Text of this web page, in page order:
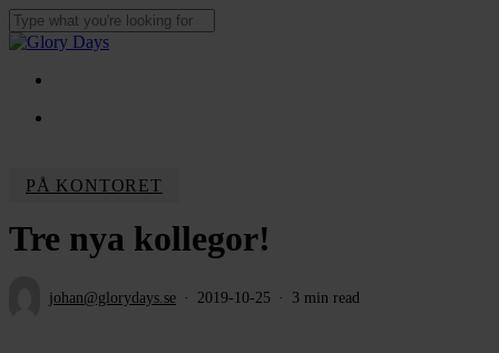
Skip
to
content
Close
Menu
PÅ KONTORET
Tre nya kollegor!
johan@glorydays.se 2019-10-25 3 min read